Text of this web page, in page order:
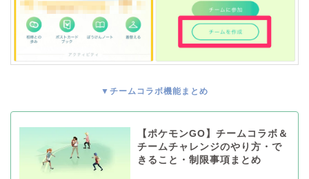
▼チームコラボ機能まとめ
【ポケモンGO】チームコラボ＆
チームチャレンジのやり方・で
きること・制限事項まとめ